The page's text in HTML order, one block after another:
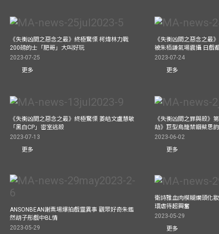
《失衡凶間之惡念之最》終極驚慄 柯煒林力戰
200磅的士「肥哥」大叫好玩
2023-07-25
更多
《失衡凶間之惡念之最
被朱栢謙氣場震攝 日戲
2023-07-24
更多
《失衡凶間之惡念之最》終極驚慄 姜皓文盧慧敏
「黑白CP」密室逃殺
2023-07-13
更多
《失衡凶間之罪與殺》
劫》巨型鳥籠禁錮蔡思
2023-06-02
更多
ANSONBEAN謝票場爆拍戲靈異事 觀眾好奇朱鑑
然胡子彤戲中BL情
2023-05-29
衛詩雅血肉模糊爛頭化
環虐待超興奮
2023-05-29
更多